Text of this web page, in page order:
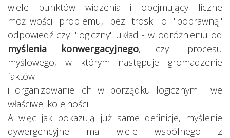
wiele punktów widzenia i obejmujący liczne
możliwości problemu, bez troski o "poprawną"
odpowiedź czy "logiczny" układ - w odróżnieniu od
myślenia konwergacyjnego, czyli procesu
myślowego, w którym następuje gromadzenie
faktów
i organizowanie ich w porządku logicznym i we
właściwej kolejności.
A więc jak pokazują już same definicje, myślenie
dywergencyjne ma wiele wspólnego z